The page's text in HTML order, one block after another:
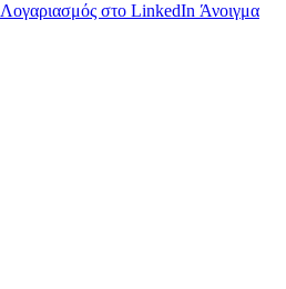
Λογαριασμός στο LinkedIn Άνοιγμα